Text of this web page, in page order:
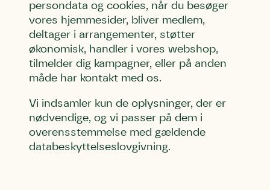
persondata og cookies, når du besøger
vores hjemmesider, bliver medlem,
deltager i arrangementer, støtter
økonomisk, handler i vores webshop,
tilmelder dig kampagner, eller på anden
måde har kontakt med os.
Vi indsamler kun de oplysninger, der er
nødvendige, og vi passer på dem i
overensstemmelse med gældende
databeskyttelseslovgivning.